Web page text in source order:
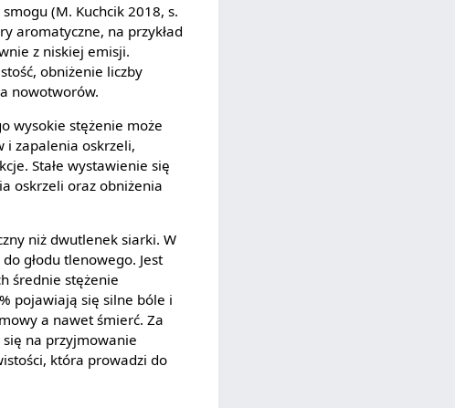
(M. Kuchcik 2018, s.
aromatyczne, na przykład
z niskiej emisji.
obniżenie liczby
nowotworów.
wysokie stężenie może
i zapalenia oskrzeli,
Stałe wystawienie się
oskrzeli oraz obniżenia
niż dwutlenek siarki. W
głodu tlenowego. Jest
średnie stężenie
pojawiają się silne bóle i
a nawet śmierć. Za
na przyjmowanie
która prowadzi do